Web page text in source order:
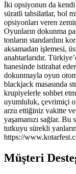
İki opsiyonun da kendi
süratli tahsilatlar, bol
opsiyonları veren
Oyunların dokunma
tonların standardını
aksamadan işlemesi,
anahtarlarıdır.
hanesinde istirahat
dokunmayla oyun
blackjack masasında
krupiyelerle sohbet
uyumluluk, çevrimiçi
arzu ettiğiniz vakitte
yaşamanızı sağlar. Bu
tutkuyu sürekli
https://
Müşteri